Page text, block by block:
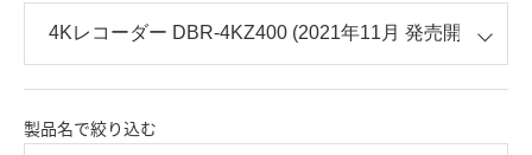
製品名で絞り込む